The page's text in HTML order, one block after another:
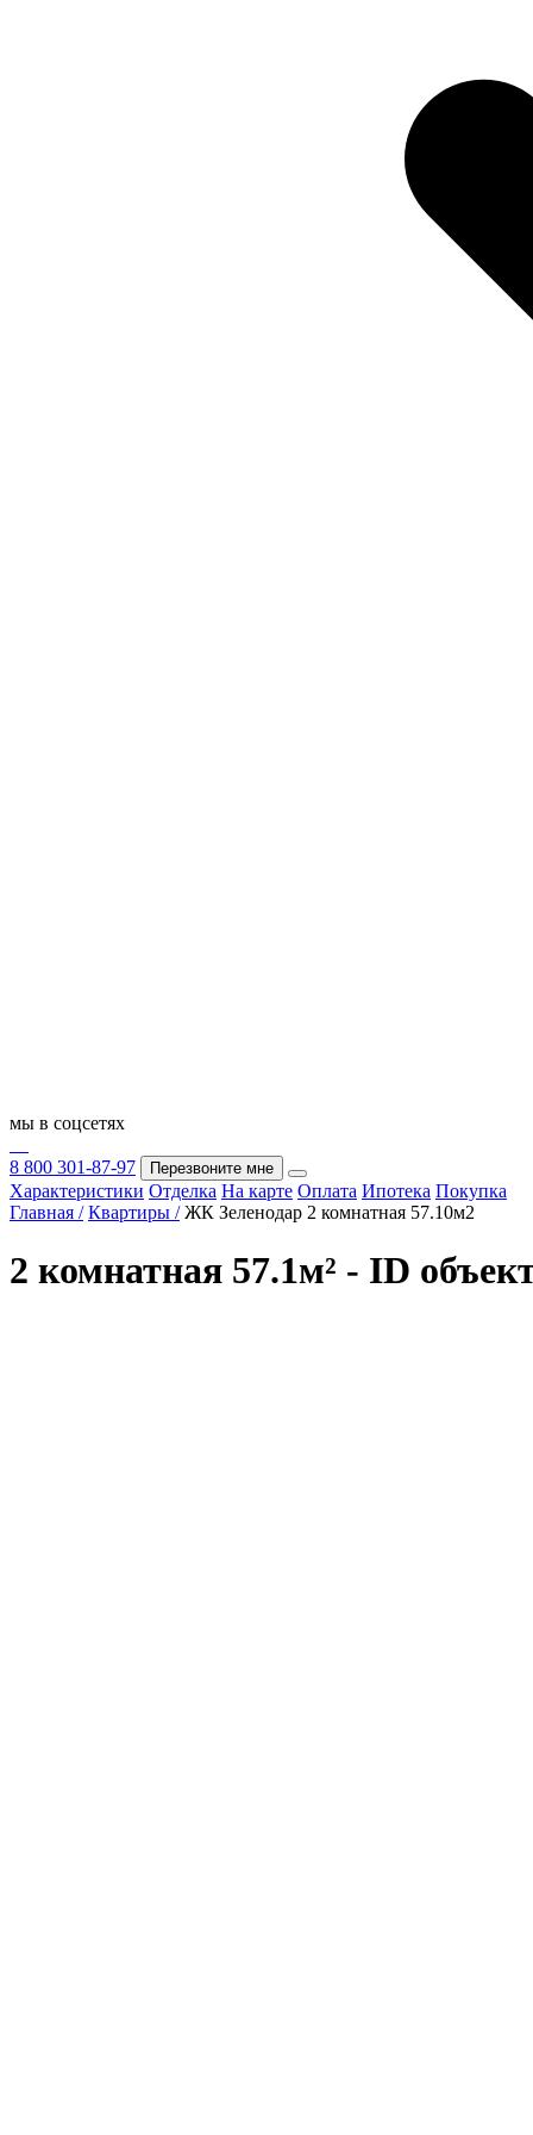
мы в соцсетях
8 800 301-87-97 Перезвоните мне
Характеристики Отделка На карте Оплата Ипотека Покупка
Главная / Квартиры / ЖК Зеленодар 2 комнатная 57.10м2
2 комнатная 57.1м² - ID